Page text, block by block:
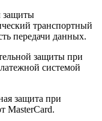
защиты
транспортный
передачи данных.
защиты при
системой
защита при
MasterCard.